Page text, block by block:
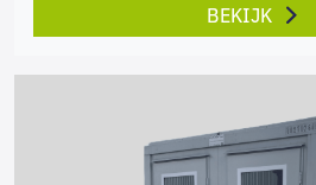
BEKIJK